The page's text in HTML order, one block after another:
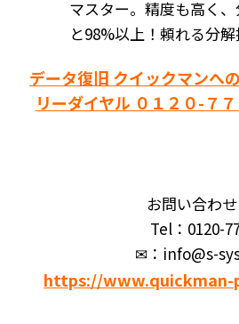
マスター。精度も高く
と98%以上！頼れる分解
データ復旧 クイックマンへ
リーダイヤル ０１２０-７７
お問い合わせ
Tel：0120-
✉：info@s-
https://www.quickman-